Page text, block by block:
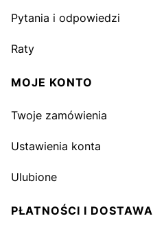
Pytania i odpowiedzi
Raty
MOJE KONTO
Twoje zamówienia
Ustawienia konta
Ulubione
PŁATNOŚCI I DOSTAWA